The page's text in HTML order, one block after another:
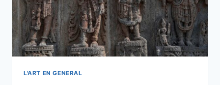
L'ART EN GENERAL